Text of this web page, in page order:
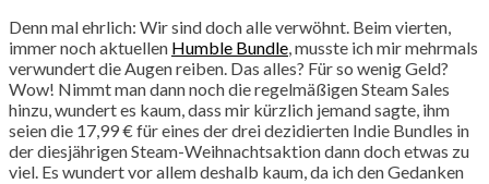
Denn mal ehrlich: Wir sind doch alle verwöhnt. Beim vierten,
immer noch aktuellen Humble Bundle , musste ich mir mehrmals
verwundert die Augen reiben. Das alles? Für so wenig Geld?
Wow! Nimmt man dann noch die regelmäßigen Steam Sales
hinzu, wundert es kaum, dass mir kürzlich jemand sagte, ihm
seien die 17,99 € für eines der drei dezidierten Indie Bundles in
der diesjährigen Steam-Weihnachtsaktion dann doch etwas zu
viel. Es wundert vor allem deshalb kaum, da ich den Gedanken